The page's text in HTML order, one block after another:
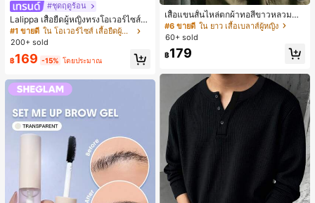
#ชุดฤดูร้อน
Lalippa เสื้อยืดผู้หญิงทรงโอเวอร์ไซส์ค
วามยาวกลาง คอกลม ไหล่ตก ลายพิมพ์
ตัวอักษรและลายทางแนวตั้ง สไตล์แฟชั่
#1 ขายดี
ใน โอเวอร์ไซส์ เสื้อยืดผู้หญิง
200+ sold
฿169 -15% โดยประมาณ
เสื้อแขนสั้นไหล่ตกผ้าทอสีขาวหลวมสำ
หรับผู้หญิง เหมาะสำหรับสไตล์โบฮีเมีย
นในฤดูร้อน
#6 ขายดี ใน ยาว เสื้อเบลาส์ผู้หญิง
60+ sold
฿179